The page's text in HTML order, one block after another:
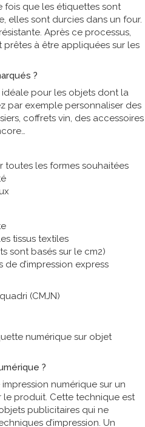
fois que les étiquettes sont
elles sont durcies dans un four.
Après ce processus,
à être appliquées sur les
?
pour les objets dont la
par exemple personnaliser des
coffrets vin, des accessoires
toutes les formes souhaitées
tissus textiles
sont basés sur le cm2)
d’impression express
(CMJN)
?
numérique sur un
produit. Cette technique est
publicitaires qui ne
d’impression. Un